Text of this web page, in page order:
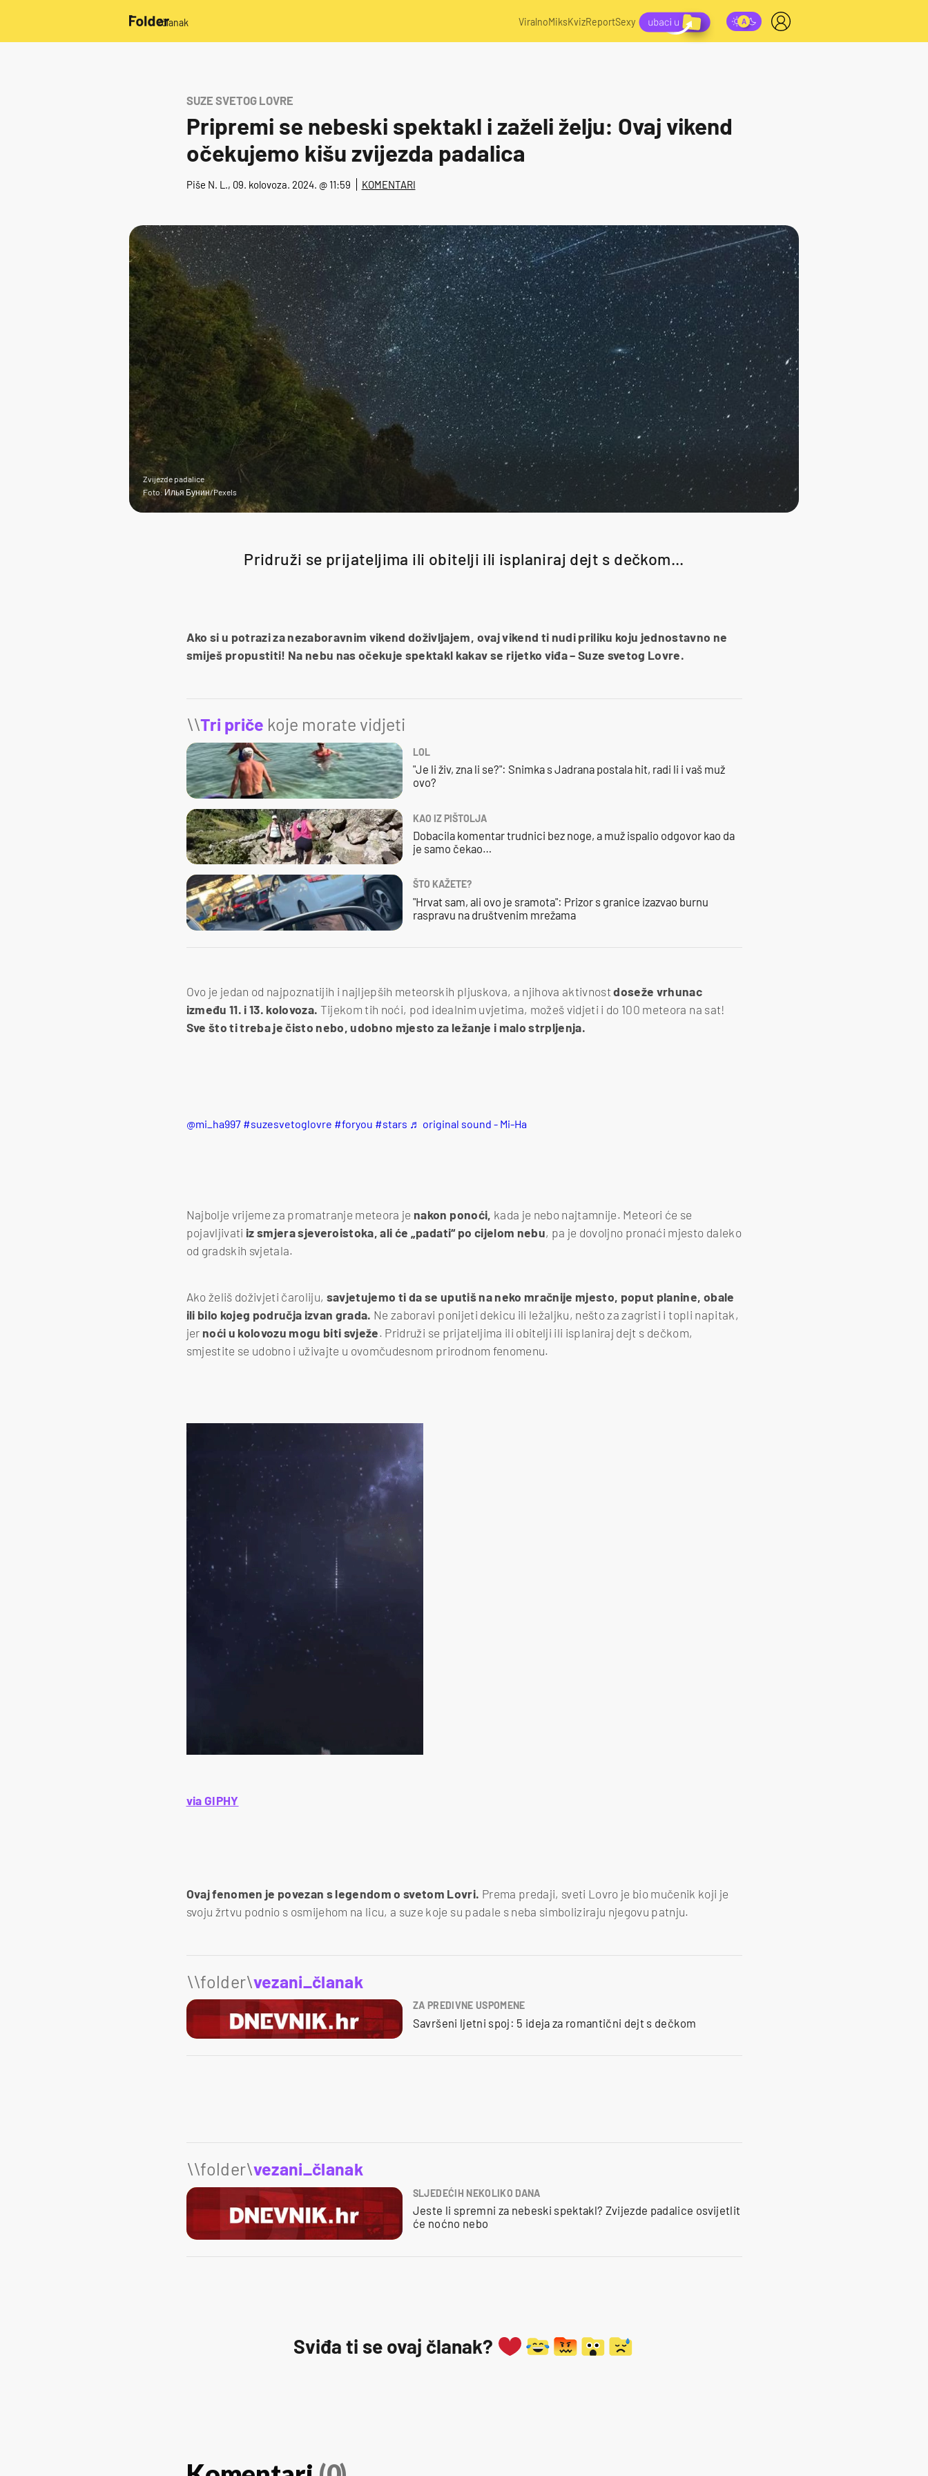
/članak ViralnoMiksKvizReportSexy
SUZE SVETOG LOVRE
Pripremi se nebeski spektakl i zaželi želju: Ovaj vikend
očekujemo kišu zvijezda padalica
Piše N. L., 09. kolovoza. 2024. @ 11:59 KOMENTARI
Zvijezde padalice
Foto: Илья Бунин/Pexels
Pridruži se prijateljima ili obitelji ili isplaniraj dejt s dečkom...
Ako si u potrazi za nezaboravnim vikend doživljajem, ovaj vikend ti nudi priliku koju jednostavno ne
smiješ propustiti! Na nebu nas očekuje spektakl kakav se rijetko viđa – Suze svetog Lovre.
\\Tri priče koje morate vidjeti
LOL
"Je li živ, zna li se?": Snimka s Jadrana postala hit, radi li i vaš muž
ovo?
KAO IZ PIŠTOLJA
Dobacila komentar trudnici bez noge, a muž ispalio odgovor kao da
je samo čekao…
ŠTO KAŽETE?
"Hrvat sam, ali ovo je sramota": Prizor s granice izazvao burnu
raspravu na društvenim mrežama
Ovo je jedan od najpoznatijih i najljepših meteorskih pljuskova, a njihova aktivnostdoseže vrhunac
između 11. i 13. kolovoza. Tijekom tih noći, pod idealnim uvjetima, možeš vidjeti i do 100 meteora na sat!
Sve što ti treba je čisto nebo, udobno mjesto za ležanje i malo strpljenja.
@mi_ha997 #suzesvetoglovre #foryou #stars ♬ original sound - Mi-Ha
Najbolje vrijeme za promatranje meteora je nakon ponoći, kada je nebo najtamnije. Meteori će se
pojavljivati iz smjera sjeveroistoka, ali će „padati“ po cijelom nebu, pa je dovoljno pronaći mjesto daleko
od gradskih svjetala.
Ako želiš doživjeti čaroliju, savjetujemo ti da se uputiš na neko mračnije mjesto, poput planine, obale
ili bilo kojeg područja izvan grada. Ne zaboravi ponijeti dekicu ili ležaljku, nešto za zagristi i topli napitak,
jer noći u kolovozu mogu biti svježe. Pridruži se prijateljima ili obitelji ili isplaniraj dejt s dečkom,
smjestite se udobno i uživajte u ovomčudesnom prirodnom fenomenu.
via GIPHY
Ovaj fenomen je povezan s legendom o svetom Lovri. Prema predaji, sveti Lovro je bio mučenik koji je
svoju žrtvu podnio s osmijehom na licu, a suze koje su padale s neba simboliziraju njegovu patnju.
\\folder\vezani_članak
ZA PREDIVNE USPOMENE
Savršeni ljetni spoj: 5 ideja za romantični dejt s dečkom
\\folder\vezani_članak
SLJEDEĆIH NEKOLIKO DANA
Jeste li spremni za nebeski spektakl? Zvijezde padalice osvijetlit
će noćno nebo
Sviđa ti se ovaj članak?